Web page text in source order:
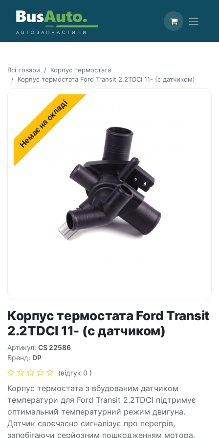
Всі товари
Корпус термостата
Корпус термостата Ford Transit 2.2TDCI 11- (с датчиком)
Немає на складі
Корпус термостата Ford Transit
2.2TDCI 11- (с датчиком)
Артикул: CS 22586
Бренд: DP
(відгук 0 )
Корпус термостата з вбудованим датчиком
температури для Ford Transit 2.2TDCI підтримує
оптимальний температурний режим двигуна.
Датчик своєчасно сигналізує про перегрів,
запобігаючи серйозним пошкодженням мотора.